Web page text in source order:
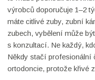
výrobců doporučuje 1–2
máte citlivé zuby, zubní
zubech, vybělení může
s konzultací. Ne každý,
Někdy stačí profesionální
ortodoncie, protože křivé